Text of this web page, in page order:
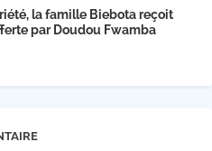
la famille Biebota reçoit
par Doudou Fwamba